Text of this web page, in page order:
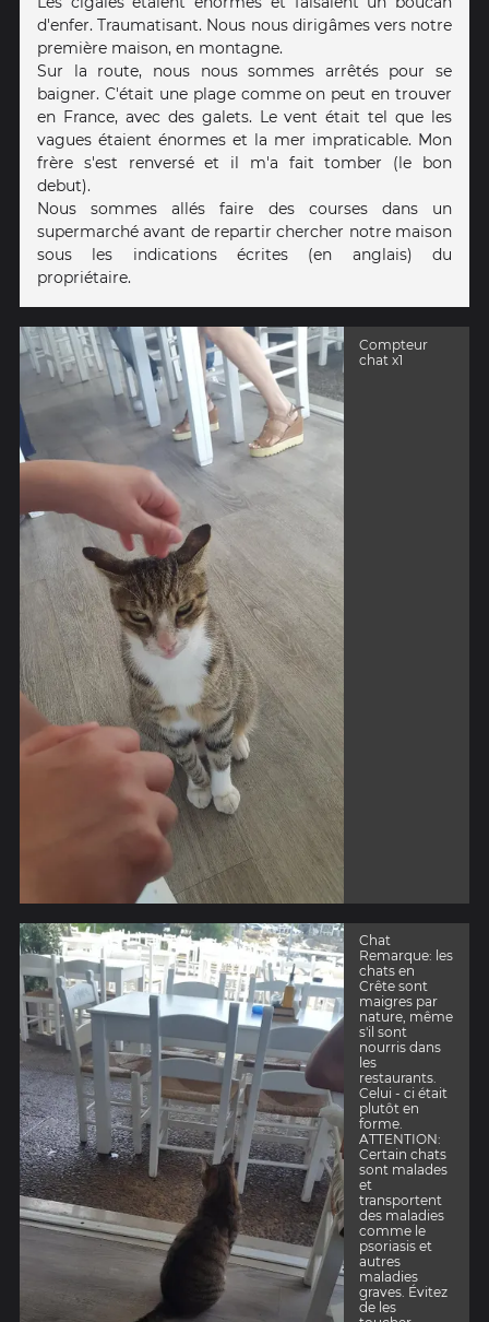
d'enfer. Traumatisant. Nous nous dirigâmes vers notre
première maison, en montagne.
Sur la route, nous nous sommes arrêtés pour se
baigner. C'était une plage comme on peut en trouver
en France, avec des galets. Le vent était tel que les
vagues étaient énormes et la mer impraticable. Mon
frère s'est renversé et il m'a fait tomber (le bon
debut).
Nous sommes allés faire des courses dans un
supermarché avant de repartir chercher notre maison
sous les indications écrites (en anglais) du
propriétaire.
Compteur
chat x1
Chat
Remarque: les
chats en
Crête sont
maigres par
nature, même
s'il sont
nourris dans
les
restaurants.
Celui - ci était
plutôt en
forme.
ATTENTION:
Certain chats
sont malades
et
transportent
des maladies
comme le
psoriasis et
autres
maladies
graves. Évitez
de les